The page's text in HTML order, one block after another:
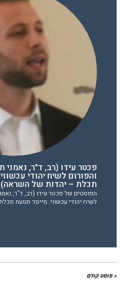
פכטר עידו (רב, ד"ר, נאמני
והפורום לשיח יהודי
תכלת – יהדות של השראה)
הפוסטים של פכטר עידו (רב, ד"ר,
לשיח יהודי עכשווי. מייסד תנועת
« פוסט קודם